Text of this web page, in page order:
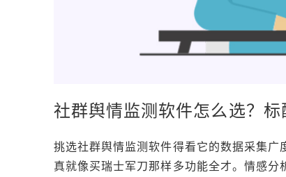
社群舆情监测软件怎么选？标
挑选社群舆情监测软件得看它的数据采集广
真就像买瑞士军刀那样多功能全才。情感